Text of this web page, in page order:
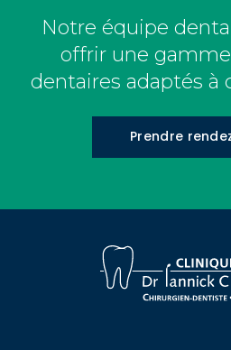
Notre équipe
offrir une
dentaires adaptés à
Prendre